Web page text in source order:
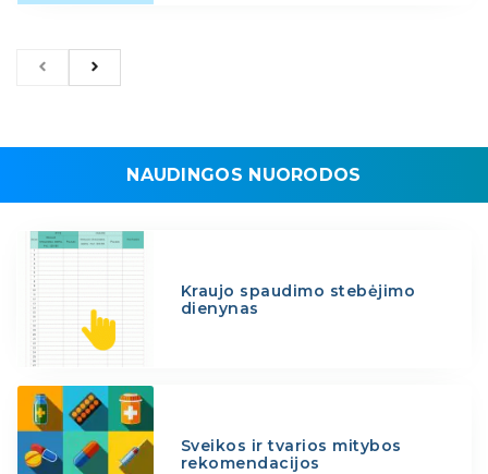
NAUDINGOS NUORODOS
Kraujo spaudimo stebėjimo
dienynas
Sveikos ir tvarios mitybos
rekomendacijos